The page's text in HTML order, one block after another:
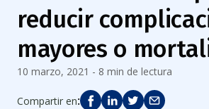
reducir
mayores o
10 marzo, 2021 - 8 min de lectura
Compartir en: